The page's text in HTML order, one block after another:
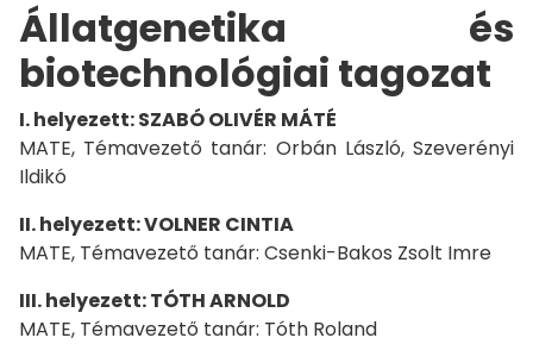
Állatgenetika és
biotechnológiai tagozat
I. helyezett: SZABÓ OLIVÉR MÁTÉ
MATE, Témavezető tanár: Orbán László, Szeverényi
Ildikó
II. helyezett: VOLNER CINTIA
MATE, Témavezető tanár: Csenki-Bakos Zsolt Imre
III. helyezett: TÓTH ARNOLD
MATE, Témavezető tanár: Tóth Roland